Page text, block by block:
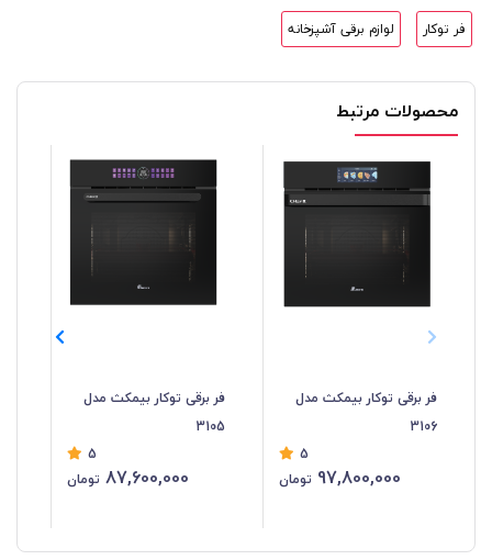
فر توکار لوازم برقی آشپزخانه
محصولات مرتبط
فر برقی توکار بیمکث مدل
3106
5
97,800,000 تومان
فر برقی توکار بیمکث مدل
3105
5
87,600,000 تومان